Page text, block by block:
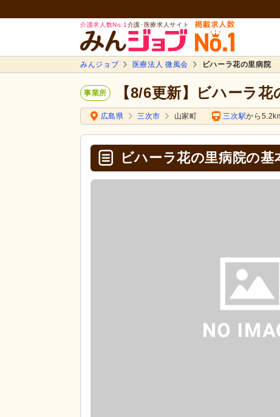
介護求人数No.1 介護･医療求人サイト
みんジョブ 医療法人 微風会 ビハーラ花の里病院
事業所 【8/6更新】ビハーラ
広島県 三次市 山家町 三次駅から
ビハーラ花の里病院の基